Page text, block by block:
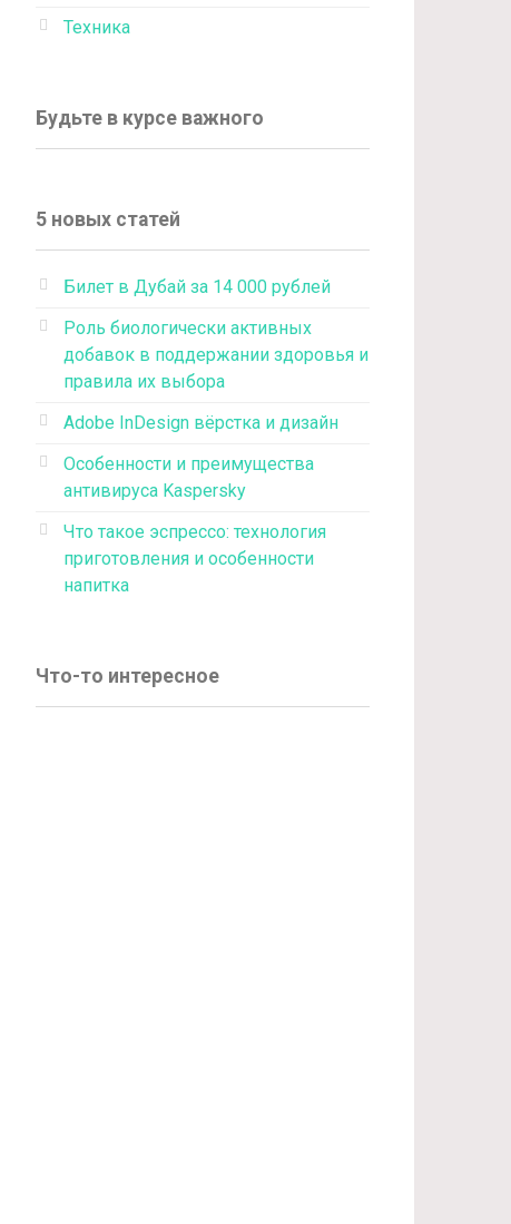
Техника
Будьте в курсе важного
5 новых статей
Билет в Дубай за 14 000 рублей
Роль биологически активных
добавок в поддержании здоровья и
правила их выбора
Adobe InDesign вёрстка и дизайн
Особенности и преимущества
антивируса Kaspersky
Что такое эспрессо: технология
приготовления и особенности
напитка
Что-то интересное